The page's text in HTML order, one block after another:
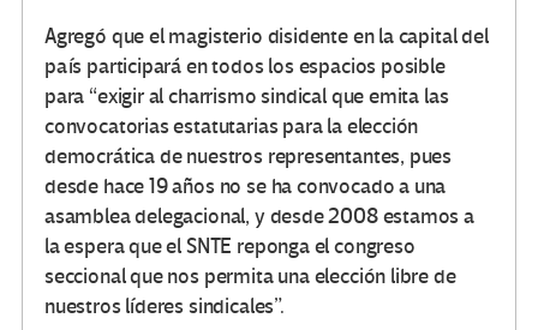
Agregó que el magisterio disidente en la capital del
país participará en todos los espacios posible
para exigir al charrismo sindical que emita las
convocatorias estatutarias para la elección
democrática de nuestros representantes, pues
desde hace 19 años no se ha convocado a una
asamblea delegacional, y desde 2008 estamos a
la espera que el SNTE reponga el congreso
seccional que nos permita una elección libre de
nuestros líderes sindicales .